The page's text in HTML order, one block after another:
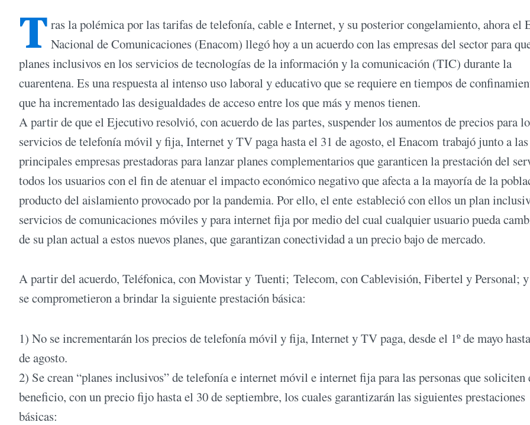
T ras la polémica por las tarifas de telefonía, cable e Internet, y su posterior congelamiento, ahora el
Nacional de Comunicaciones (Enacom) llegó hoy a un acuerdo con las empresas del sector para
planes inclusivos en los servicios de tecnologías de la información y la comunicación (TIC) durante la
cuarentena. Es una respuesta al intenso uso laboral y educativo que se requiere en tiempos de
que ha incrementado las desigualdades de acceso entre los que más y menos tienen.
A partir de que el Ejecutivo resolvió, con acuerdo de las partes, suspender los aumentos de precios para
servicios de telefonía móvil y fija, Internet y TV paga hasta el 31 de agosto, el Enacom trabajó junto a las
principales empresas prestadoras para lanzar planes complementarios que garanticen la prestación del
todos los usuarios con el fin de atenuar el impacto económico negativo que afecta a la mayoría de la
producto del aislamiento provocado por la pandemia. Por ello, el ente estableció con ellos un plan
servicios de comunicaciones móviles y para internet fija por medio del cual cualquier usuario pueda
de su plan actual a estos nuevos planes, que garantizan conectividad a un precio bajo de mercado.
A partir del acuerdo, Teléfonica, con Movistar y Tuenti; Telecom, con Cablevisión, Fibertel y Personal;
se comprometieron a brindar la siguiente prestación básica:
1) No se incrementarán los precios de telefonía móvil y fija, Internet y TV paga, desde el 1º de mayo
de agosto.
2) Se crean “planes inclusivos” de telefonía e internet móvil e internet fija para las personas que soliciten
beneficio, con un precio fijo hasta el 30 de septiembre, los cuales garantizarán las siguientes prestaciones
básicas: